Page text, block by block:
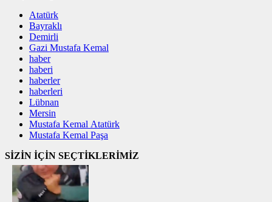
Atatürk
Bayraklı
Demirli
Gazi Mustafa Kemal
haber
haberi
haberler
haberleri
Lübnan
Mersin
Mustafa Kemal Atatürk
Mustafa Kemal Paşa
SİZİN İÇİN SEÇTİKLERİMİZ